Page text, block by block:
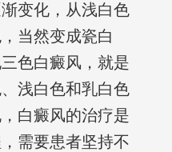
变化，从浅白色
当然变成瓷白
色白癜风，就是
浅白色和乳白色
白癜风的治疗是
需要患者坚持不